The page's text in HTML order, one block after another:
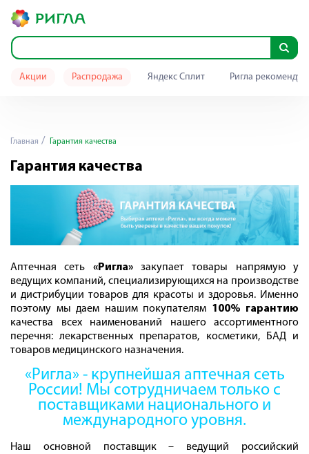
Акции Распродажа Яндекс Сплит Ригла
Главная Гарантия качества
Гарантия качества
Аптечная сеть «Ригла»закупает товары напрямую у
ведущих компаний, специализирующихся на производстве
и дистрибуции товаров для красоты и здоровья. Именно
поэтому мы даем нашим покупателям 100% гарантию
качества всех наименований нашего ассортиментного
перечня: лекарственных препаратов, косметики, БАД и
товаров медицинского назначения.
«Ригла» - крупнейшая аптечная сеть
России! Мы сотрудничаем только с
поставщиками национального и
международного уровня.
Наш основной поставщик – ведущий российский